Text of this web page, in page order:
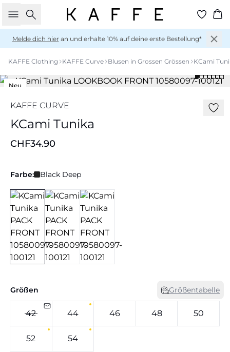
Suche
Melde dich hieran und erhalte 10% auf deine erste Bestellung*
KAFFE Clothing KAFFE Curve Blusen in Grossen Grössen KCami
Neu
KAFFE CURVE
KCami Tunika
CHF34.90
Farbe: Black Deep
Größen Größentabelle
42 44 46 48 50
52 54